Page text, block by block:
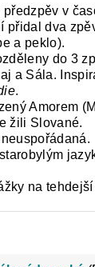
předzpěv v
přidal dva
a peklo).
do 3
a Sála.
.
Amorem
žili Slované.
na tehdejší